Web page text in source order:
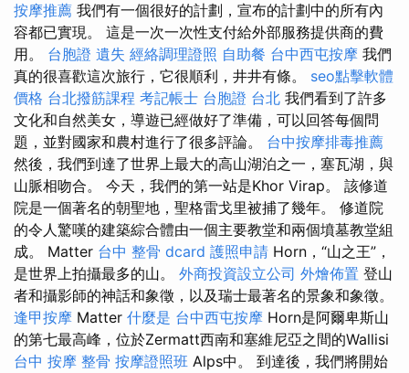
按摩推薦 我們有一個很好的計劃，宣布的計劃中的所有內
容都已實現。 這是一次一次性支付給外部服務提供商的費
用。 台胞證 遺失 經絡調理證照 自助餐 台中西屯按摩 我們
真的很喜歡這次旅行，它很順利，井井有條。 seo點擊軟體
價格 台北撥筋課程 考記帳士 台胞證 台北 我們看到了許多
文化和自然美女，導遊已經做好了準備，可以回答每個問
題，並對國家和農村進行了很多評論。 台中按摩排毒推薦
然後，我們到達了世界上最大的高山湖泊之一，塞瓦湖，與
山脈相吻合。 今天，我們的第一站是Khor Virap。 該修道
院是一個著名的朝聖地，聖格雷戈里被捕了幾年。 修道院
的令人驚嘆的建築綜合體由一個主要教堂和兩個墳墓教堂組
成。 Matter 台中 整骨 dcard 護照申請 Horn，“山之王”，
是世界上拍攝最多的山。 外商投資設立公司 外燴佈置 登山
者和攝影師的神話和象徵，以及瑞士最著名的景象和象徵。
逢甲按摩 Matter 什麼是 台中西屯按摩 Horn是阿爾卑斯山
的第七最高峰，位於Zermatt西南和塞維尼亞之間的Wallisi
台中 按摩 整骨 按摩證照班 Alps中。 到達後，我們將開始